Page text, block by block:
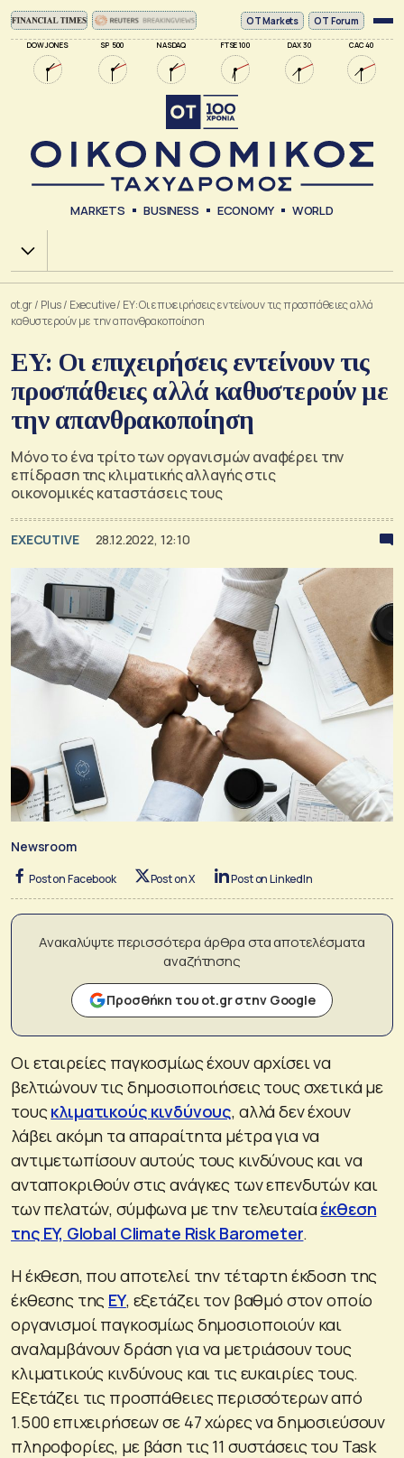
DOW JONES SP 500 NASDAQ FTSE 100 DAX 30 CAC 40
ΟΤ Markets OT Forum
MARKETS BUSINESS ECONOMY WORLD
Χ.Α.
ot.gr/ Plus/ Executive/ EY: Οι επιχειρήσεις εντείνουν τις προσπάθειες αλλά
καθυστερούν με την απανθρακοποίηση
EY: Οι επιχειρήσεις εντείνουν τις
προσπάθειες αλλά καθυστερούν με
την απανθρακοποίηση
Μόνο το ένα τρίτο των οργανισμών αναφέρει την
επίδραση της κλιματικής αλλαγής στις
οικονομικές καταστάσεις τους
EXECUTIVE 28.12.2022, 12:10
Newsroom
Post on Facebook Post on X Post on LinkedIn
Ανακαλύψτε περισσότερα άρθρα στα αποτελέσματα
αναζήτησης
Προσθήκη του ot.gr στην Google
Οι εταιρείες παγκοσμίως έχουν αρχίσει να
βελτιώνουν τις δημοσιοποιήσεις τους σχετικά με
τουςκλιματικούς κινδύνους, αλλά δεν έχουν
λάβει ακόμη τα απαραίτητα μέτρα για να
αντιμετωπίσουν αυτούς τους κινδύνους και να
ανταποκριθούν στις ανάγκες των επενδυτών και
των πελατών, σύμφωνα με την τελευταίαέκθεση
της EY, Global Climate Risk Barometer.
Η έκθεση, που αποτελεί την τέταρτη έκδοση της
έκθεσης της ΕΥ, εξετάζει τον βαθμό στον οποίο
οργανισμοί παγκοσμίως δημοσιοποιούν και
αναλαμβάνουν δράση για να μετριάσουν τους
κλιματικούς κινδύνους και τις ευκαιρίες τους.
Εξετάζει τις προσπάθειες περισσότερων από
1.500 επιχειρήσεων σε 47 χώρες να δημοσιεύσουν
πληροφορίες, με βάση τις 11 συστάσεις του Task